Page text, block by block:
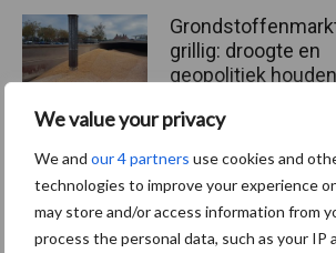
We value your privacy
We and our 4 partners use cookies and
technologies to improve your experience
may store and/or access information from
process the personal data, such as your IP
grillig: droogte en
geopolitiek
De speenhuid: een
onderschatte
voor mastitis